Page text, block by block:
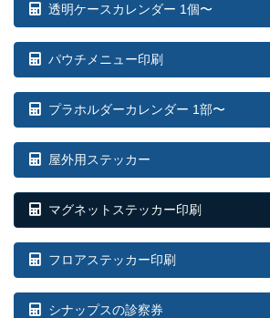
透明ケースカレンダー 1個〜
パウチメニュー印刷
プラホルダーカレンダー 1部〜
屋外用ステッカー
マグネットステッカー印刷
フロアステッカー印刷
シナップスの診察券